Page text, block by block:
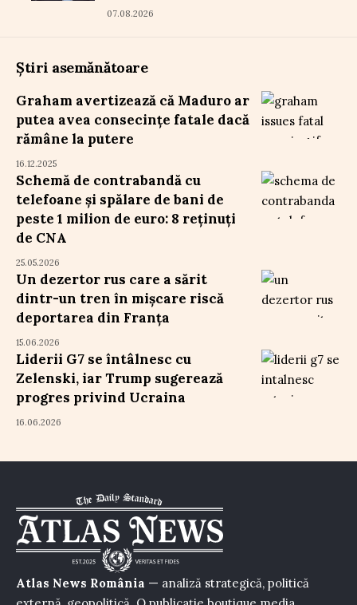
07.08.2026
Știri asemănătoare
Graham avertizează că Maduro ar
putea avea consecințe fatale dacă
rămâne la putere
16.12.2025
Schemă de contrabandă cu
telefoane și spălare de bani de
peste 1 milion de euro: 8 reținuți
de CNA
25.05.2026
Un dezertor rus care a sărit
dintr-un tren în mișcare riscă
deportarea din Franța
15.06.2026
Liderii G7 se întâlnesc cu
Zelenski, iar Trump sugerează
progres privind Ucraina
16.06.2026
Atlas News România — analiză strategică, politică